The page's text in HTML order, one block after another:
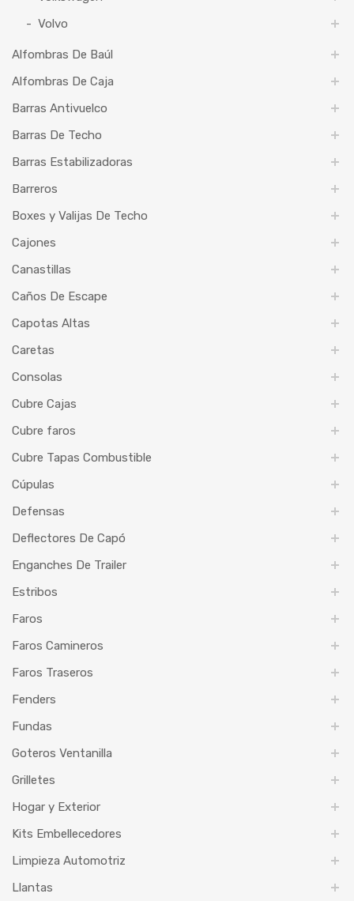
Volvo
Alfombras De Baúl
Alfombras De Caja
Barras Antivuelco
Barras De Techo
Barras Estabilizadoras
Barreros
Boxes y Valijas De Techo
Cajones
Canastillas
Caños De Escape
Capotas Altas
Caretas
Consolas
Cubre Cajas
Cubre faros
Cubre Tapas Combustible
Cúpulas
Defensas
Deflectores De Capó
Enganches De Trailer
Estribos
Faros
Faros Camineros
Faros Traseros
Fenders
Fundas
Goteros Ventanilla
Grilletes
Hogar y Exterior
Kits Embellecedores
Limpieza Automotriz
Llantas